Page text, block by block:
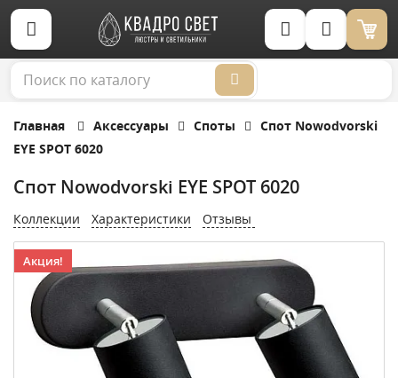
Корзина (0)
Главная Аксессуары Споты
Спот Nowodvorski
EYE SPOT 6020
Спот Nowodvorski EYE SPOT 6020
Коллекции Характеристики Отзывы
Акция!